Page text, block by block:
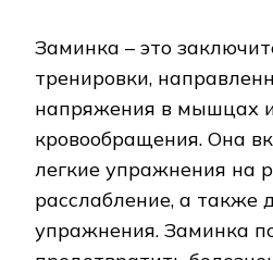
Заминка – это
тренировки,
напряжения в мышцах
кровообращения. Она
легкие упражнения на
расслабление, а также
упражнения. Заминка